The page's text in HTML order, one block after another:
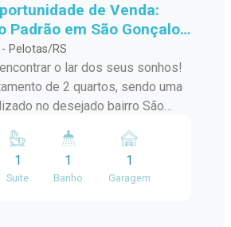
de Venda:
Padrão em São Gonçalo,
Pelotas/RS
o lar dos seus sonhos!
de 2 quartos, sendo uma
no desejado bairro São
espaço é perfeito para
e familiares em momentos de
1
Suite
1
Banho
1
Garagem